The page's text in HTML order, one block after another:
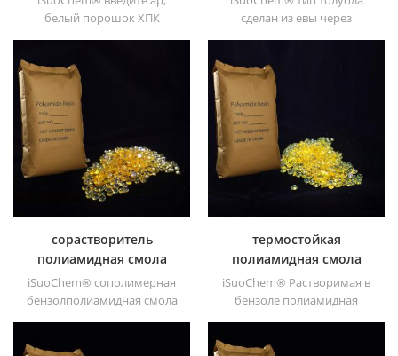
cpp
белый порошок ХПК
растворимый в
растворителе
хлорированный
полипропилен усилитель
адгезии для
полиолефиновых
субстратов. имеет отличную
адгезию к пп, pe, epdm &; ;
ТПО материалы.
сделан из евы через
растворителе, таком как
толуол, сложный эфир и т. д.
сорастворитель
полиамидная смола
dt501 для чернил
iSuoChem® сополимерная
бензолполиамидная смола
термостойкая
полиамидная смола
dt508
iSuoChem® Растворимая в
бензоле полиамидная